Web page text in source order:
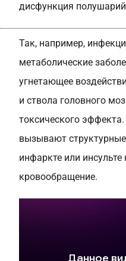
дисфункция
Так, например,
метаболические
угнетающее
и ствола головного
токсического
вызывают
инфаркте или
кровообращение.